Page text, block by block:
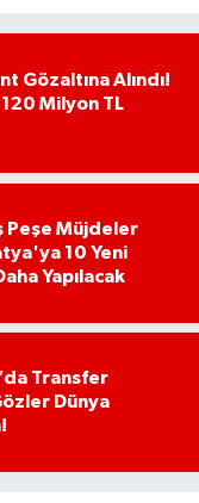
Gözaltına Alındı!
120 Milyon TL
Peşe Müjdeler
10 Yeni
Yapılacak
Transfer
Dünya